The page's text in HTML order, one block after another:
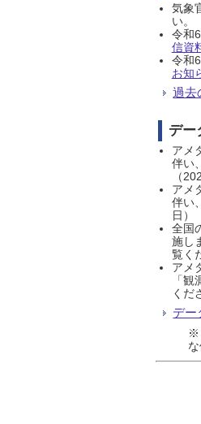
気象
い。
令和
信資
令和
お知
過去
デー
アメ
伴い
（
アメ
伴い
日）
全国
施し
覧く
アメ
「
くだ
デー
※